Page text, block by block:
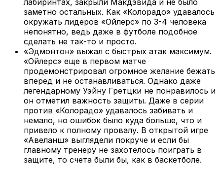
лабиринтах, закрыли Макдэвида и не было
заметно остальных. Как «Колорадо» удавалось
окружать лидеров «Ойлерс» по 3-4 человека
непонятно, ведь даже в футболе подобное
сделать не так-то и просто.
«Эдмонтон» выжал с быстрых атак максимум.
«Ойлерс» еще в первом матче
продемонстрировал огромное желание бежать
вперед и не останавливаться. Однако даже
легендарному Уэйну Гретцки не понравилось и
он отметил важность защиты. Даже в серии
против «Колорадо» удавалось забивать и
немало, но ошибок было куда больше, что и
привело к полному провалу. В открытой игре
«Авеланш» выглядели покруче и если бы
главному тренеру не захотелось поиграть в
защите, то счета были бы, как в баскетболе.